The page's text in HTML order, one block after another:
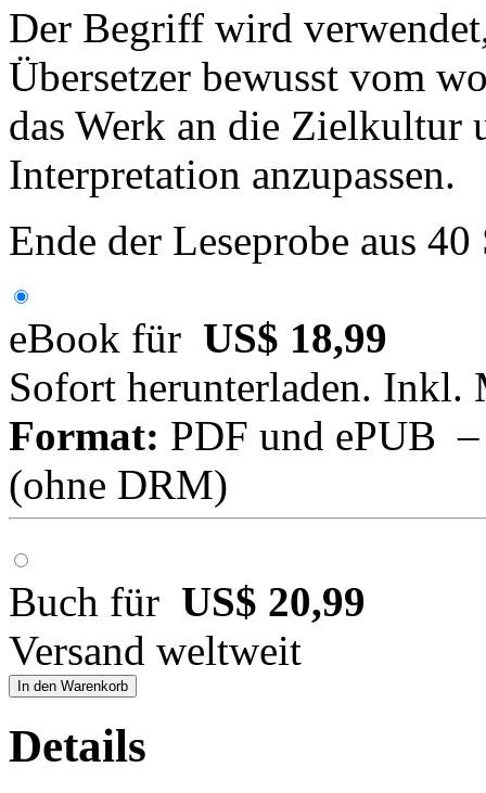
Der Begriff wird
Übersetzer bewusst vom
das Werk an die Zielkultur
Interpretation anzupassen.
Ende der Leseprobe aus
eBook für US$ 18,99
Sofort herunterladen. Inkl.
Format: PDF und ePUB
(ohne DRM)
Buch für US$ 20,99
Versand weltweit
In den Warenkorb
Details